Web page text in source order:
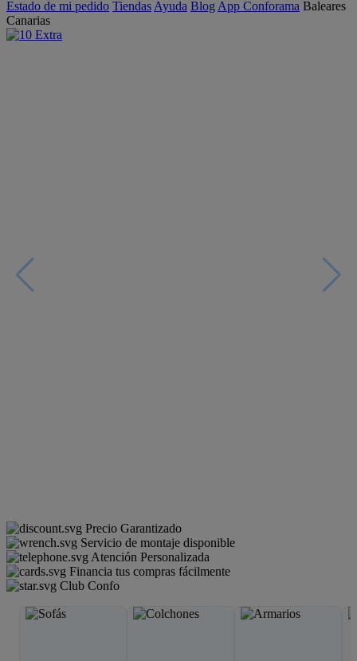
Estado de mi pedido Tiendas Ayuda Blog App Conforama Baleares
Canarias
Precio Garantizado
Servicio de montaje disponible
Atención Personalizada
Financia tus compras fácilmente
Club Confo